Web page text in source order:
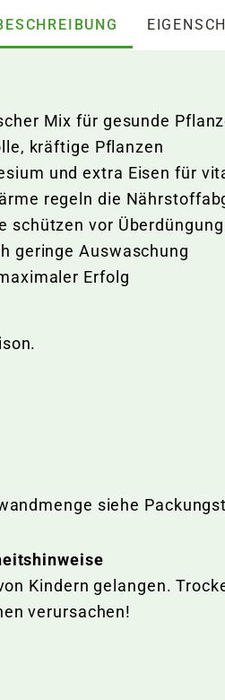
Mix für gesunde
kräftige Pflanzen
und extra Eisen für
regeln die
schützen vor
geringe Auswaschung
Erfolg
siehe
Kindern gelangen.
verursachen!